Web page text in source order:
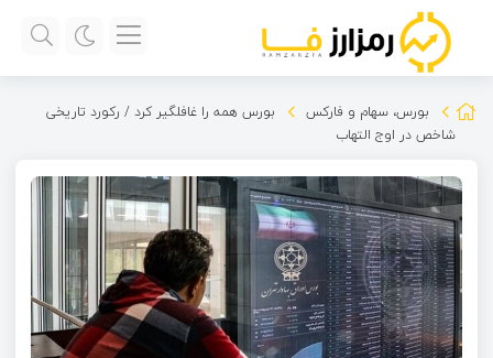
بورس، سهام و فارکس
بورس همه را غافلگیر کرد / رکورد تاریخی
شاخص در اوج التهاب